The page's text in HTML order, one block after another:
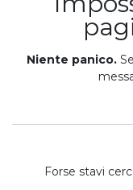
Niente panico.
Forse stavi